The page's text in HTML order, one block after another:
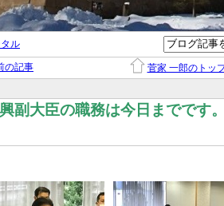
ル
の記事 菅家 一郎のトッ
副大臣の職務は今日までです